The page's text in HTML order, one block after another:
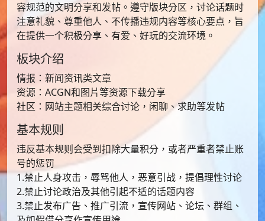
容规范的文明分享和发帖。遵守版块分区，讨论话题时
注意礼貌、尊重他人、不传播违规内容等核心要点，旨
在提供一个积极分享、有爱、好玩的交流环境。
板块介绍
情报：新闻资讯类文章
资源：ACGN和图片等资源下载分享
社区：网站主题相关综合讨论，闲聊、求助等发帖
基本规则
违反基本规则会受到扣除大量积分，或者严重者禁止账
号的惩罚
1.禁止人身攻击，辱骂他人，恶意引战，提倡理性讨论
2.禁止讨论政治及其他引起不适的话题内容
3.禁止发布广告、推广引流，宣传网站、论坛、群组、